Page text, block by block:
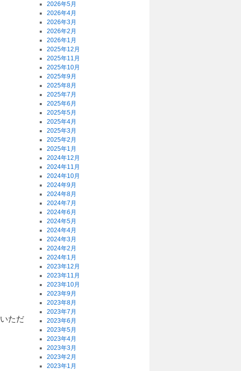
ただ
2026年5月
2026年4月
2026年3月
2026年2月
2026年1月
2025年12月
2025年11月
2025年10月
2025年9月
2025年8月
2025年7月
2025年6月
2025年5月
2025年4月
2025年3月
2025年2月
2025年1月
2024年12月
2024年11月
2024年10月
2024年9月
2024年8月
2024年7月
2024年6月
2024年5月
2024年4月
2024年3月
2024年2月
2024年1月
2023年12月
2023年11月
2023年10月
2023年9月
2023年8月
2023年7月
2023年6月
2023年5月
2023年4月
2023年3月
2023年2月
2023年1月